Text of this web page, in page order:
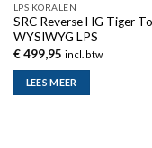
LPS KORALEN
SRC Reverse HG Tiger
WYSIWYG LPS
€499,95 incl. btw
LEES MEER